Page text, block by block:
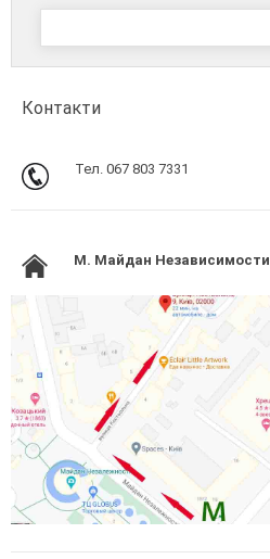
Пошук:
Контакти
Тел. 067 803 7331
M. Майдан Независимости